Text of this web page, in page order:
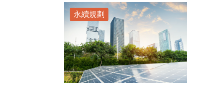
永續規劃